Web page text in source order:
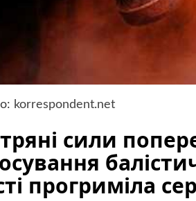
korrespondent.net
сили
прогриміла